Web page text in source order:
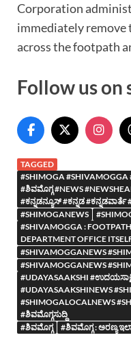
Corporation
immediately remove
across the footpath
Follow us on
TAGGED
#SHIMOGA
#ಶಿವಮೊಗ್ಗ #NEWS
#ಕನ್ನಡನ್ಯೂಸ್ #ಕನ್ನಡ #ಕನ್ನಡವಾರ್ತೆ
#SHIMOGANEWS
#SHIVAMOGGA :
DEPARTMENT OFFICE
#SHIVAMOGGANEWS
#SHIVAMOGGANEWS
#UDAYASAAKSHI
#UDAYASAAKSHINEWS
#SHIMOGALOCALNEWS
#ಶಿವಮೊಗ್ಗಸುದ್ದಿ
#ಶಿವಮೊಗ್ಗ
#ಶಿವಮೊಗ್ಗ : ಅರಣ್ಯ